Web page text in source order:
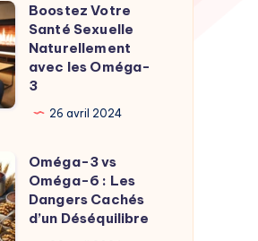
Boostez Votre
Santé Sexuelle
Naturellement
avec les Oméga-
3
26 avril 2024
Oméga-3 vs
Oméga-6 : Les
Dangers Cachés
d’un Déséquilibre